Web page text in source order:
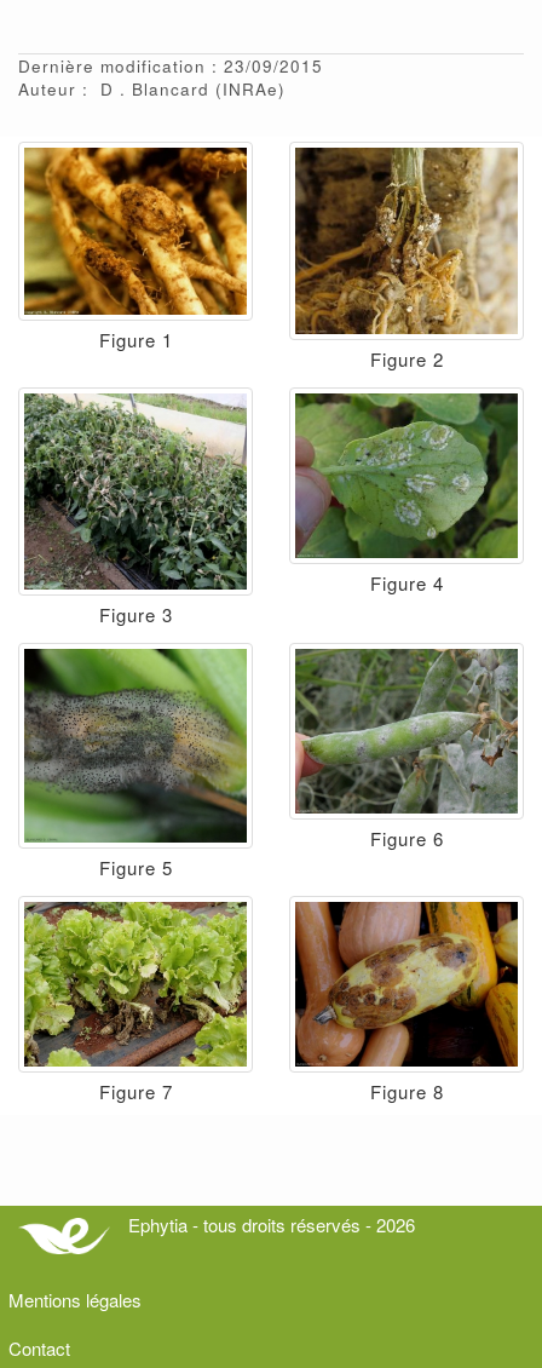
Dernière modification : 23/09/2015
Auteur :
D Blancard (INRAe)
Figure 1
Figure 2
Figure 3
Figure 4
Figure 5
Figure 6
Figure 7 Figure 8
Ephytia - tous droits réservés - 2026
Mentions légales
Contact